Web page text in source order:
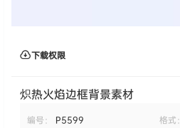
下载权限
炽热火焰边框背景素材
编号： P5599 格式：